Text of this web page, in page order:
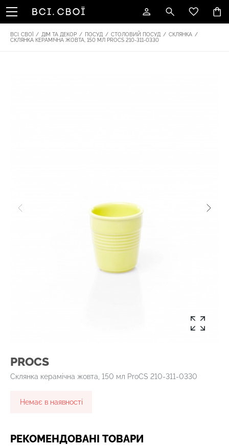
ВСІ. СВОЇ / ДІМ ТА ДЕКОР / ПОСУД / СТОЛОВИЙ ПОСУД / СКЛЯНКА /
СКЛЯНКА КЕРАМІЧНА ЖОВТА, 150 МЛ PROCS 210-311-0330
PROCS
Склянка керамічна жовта, 150 мл ProCS 210-311-0330
Немає в наявності
РЕКОМЕНДОВАНІ ТОВАРИ